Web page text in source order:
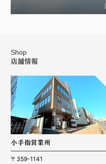
Shop
店舗情報
小手指営業所
〒359-1141